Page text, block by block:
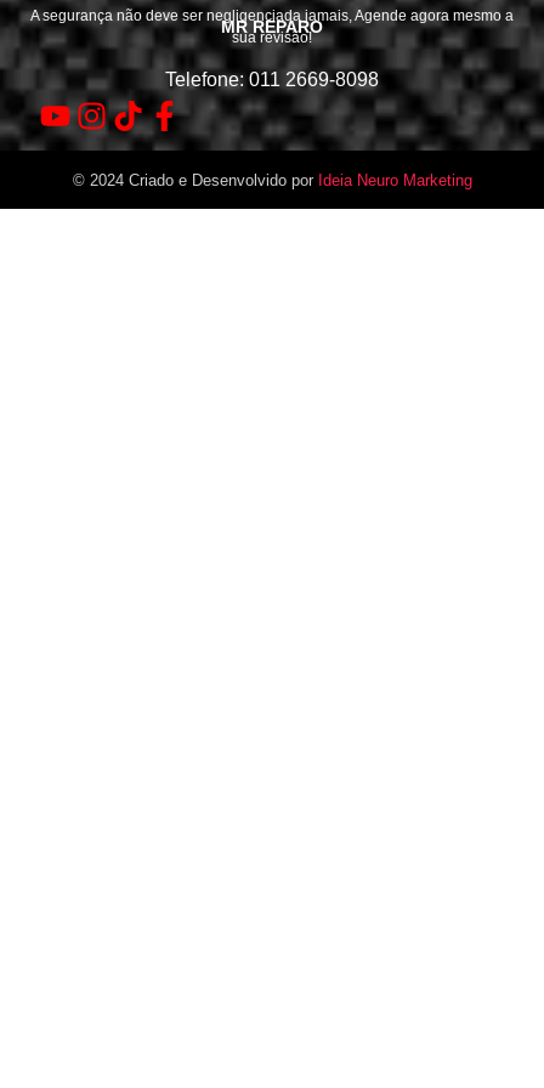
MR REPARO
A segurança não deve ser negligenciada jamais, Agende agora mesmo a
sua revisão!
Telefone: 011 2669-8098
© 2024 Criado e Desenvolvido por Ideia Neuro Marketing